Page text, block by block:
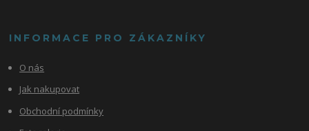
INFORMACE PRO ZÁKAZNÍKY
O nás
Jak nakupovat
Obchodní podmínky